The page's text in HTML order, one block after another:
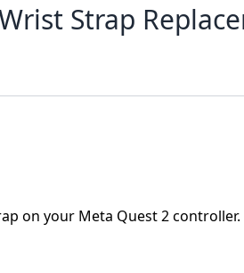
Strap
on your Meta Quest 2 controller.